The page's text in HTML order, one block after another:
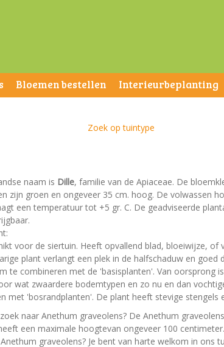
Bloemen bestellen Interieurbeplanting
Zoek op tuintype
naam is Dille, familie van de Apiaceae. De
zijn groen en ongeveer 35 cm. hoog. De volwassen
een temperatuur tot +5 gr. C. De geadviseerde
voor de siertuin. Heeft opvallend blad, bloeiwijze, of
plant verlangt een plek in de halfschaduw en
te combineren met de 'basisplanten'. Van oorsprong
wat zwaardere bodemtypen en zo nu en dan
met 'bosrandplanten'. De plant heeft stevige stengels
naar Anethum graveolens? De Anethum
een maximale hoogtevan ongeveer 100
graveolens? Je bent van harte welkom in ons